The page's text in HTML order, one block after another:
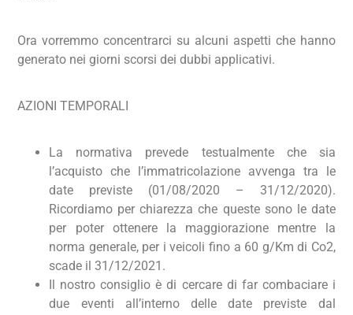
Ora vorremmo concentrarci su alcuni aspetti che hanno
generato nei giorni scorsi dei dubbi applicativi.
AZIONI TEMPORALI
La normativa prevede testualmente che sia
l’acquisto che l’immatricolazione avvenga tra le
date previste (01/08/2020 – 31/12/2020).
Ricordiamo per chiarezza che queste sono le date
per poter ottenere la maggiorazione mentre la
norma generale, per i veicoli fino a 60 g/Km di Co2,
scade il 31/12/2021.
Il nostro consiglio è di cercare di far combaciare i
due eventi all’interno delle date previste dal